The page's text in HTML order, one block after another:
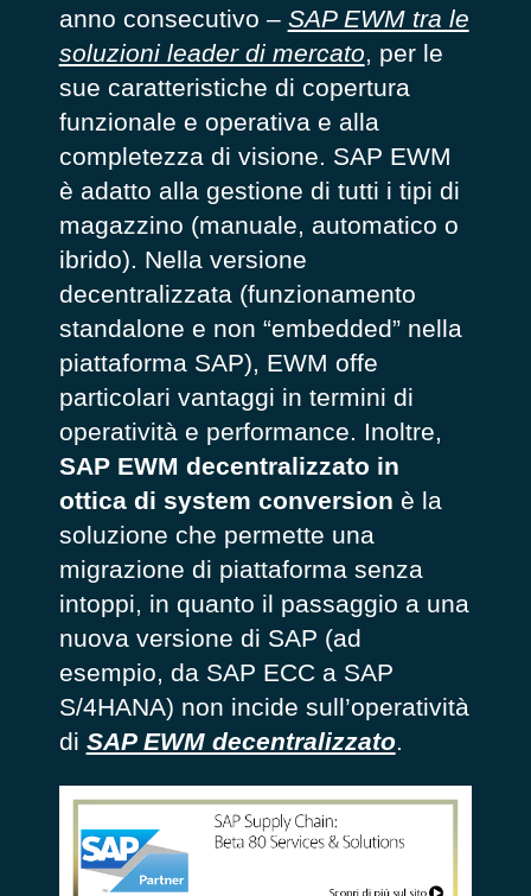
anno consecutivo – SAP EWM tra le
soluzioni leader di mercato, per le
sue caratteristiche di copertura
funzionale e operativa e alla
completezza di visione. SAP EWM
è adatto alla gestione di tutti i tipi di
magazzino (manuale, automatico o
ibrido). Nella versione
decentralizzata (funzionamento
standalone e non “embedded” nella
piattaforma SAP), EWM offe
particolari vantaggi in termini di
operatività e performance. Inoltre,
SAP EWM decentralizzato in
ottica di system conversion è la
soluzione che permette una
migrazione di piattaforma senza
intoppi, in quanto il passaggio a una
nuova versione di SAP (ad
esempio, da SAP ECC a SAP
S/4HANA) non incide sull’operatività
di SAP EWM decentralizzato.